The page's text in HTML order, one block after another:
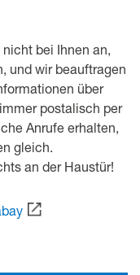
bei Ihnen an,
und wir beauftragen
über
postalisch per
Anrufe erhalten,
gleich.
an der Haustür!